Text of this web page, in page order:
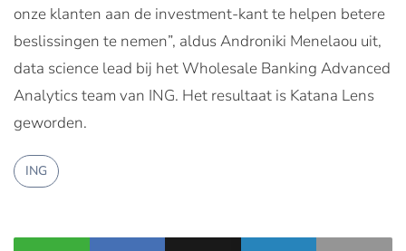
onze klanten aan de investment-kant te helpen betere
beslissingen te nemen”, aldus Androniki Menelaou uit,
data science lead bij het Wholesale Banking Advanced
Analytics team van ING. Het resultaat is Katana Lens
geworden.
ING